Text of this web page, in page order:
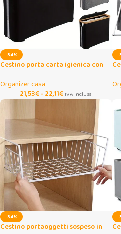
-34%
Cestino porta carta igienica con
Organizer casa
21,53€-22,11€ IVA Inclusa
-
-34%
Cestino portaoggetti sospeso in
-